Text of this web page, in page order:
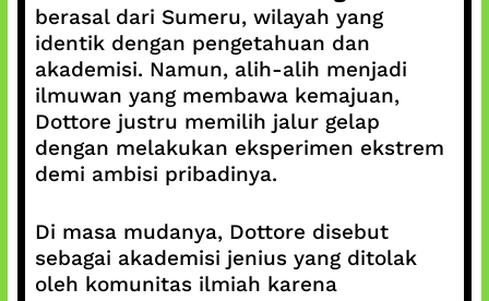
berasal dari Sumeru, wilayah yang
identik dengan pengetahuan dan
akademisi. Namun, alih-alih menjadi
ilmuwan yang membawa kemajuan,
Dottore justru memilih jalur gelap
dengan melakukan eksperimen ekstrem
demi ambisi pribadinya.
Di masa mudanya, Dottore disebut
sebagai akademisi jenius yang ditolak
oleh komunitas ilmiah karena